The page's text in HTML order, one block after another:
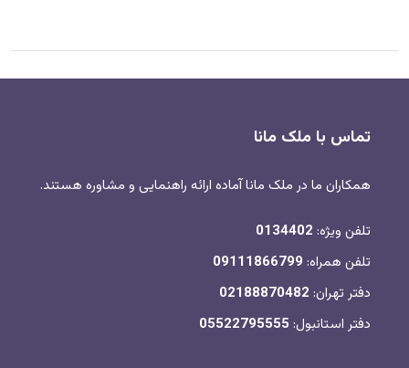
تماس با ملک مانا
همکاران ما در ملک مانا آماده ارائه راهنمایی و مشاوره هستند.
تلفن ویژه: 0134402
تلفن همراه: 09111866799
دفتر تهران: 02188870482
دفتر استانبول: 05522795555